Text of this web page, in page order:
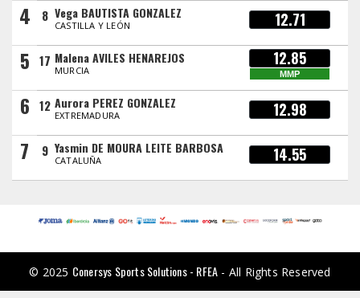
4 8 Vega BAUTISTA GONZALEZ
CASTILLA Y LEÓN 12.71
5 17 Malena AVILES HENAREJOS
MURCIA
12.85
MMP
6 12 Aurora PEREZ GONZALEZ
EXTREMADURA 12.98
7 9 Yasmin DE MOURA LEITE BARBOSA
CATALUÑA 14.55
© 2025 Conersys Sports Solutions - RFEA - All Rights Reserved